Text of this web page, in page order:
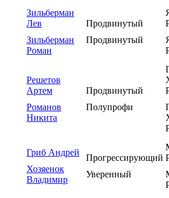
Зильберман
Лев
Зильберман
Роман
Продвинутый
Продвинутый
Решетов
Артем
Романов
Никита
Продвинутый
Полупрофи
Гриб Андрей
Хозяенок
Владимир
Прогрессирующий
Уверенный